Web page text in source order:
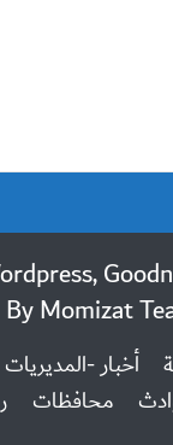
Wordpress,
ByMomizat
أخبار -المديريات
محافظات